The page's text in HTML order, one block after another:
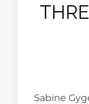
Sabine